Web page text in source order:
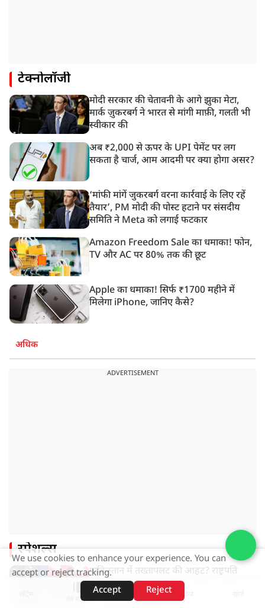
टेक्नोलॉजी
मोदी सरकार की चेतावनी के आगे झुका मेटा,
मार्क ज़ुकरबर्ग ने भारत से मांगी माफ़ी, गलती भी
स्वीकार की
अब ₹2,000 से ऊपर के UPI पेमेंट पर लग
सकता है चार्ज, आम आदमी पर क्या होगा असर?
‘मांफी मांगें जुकरबर्ग वरना कार्रवाई के लिए रहें
तैयार’, PM मोदी की पोस्ट हटाने पर संसदीय
समिति ने Meta को लगाई फटकार
Amazon Freedom Sale का धमाका! फोन,
TV और AC पर 80% तक की छूट
Apple का धमाका! सिर्फ ₹1700 महीने में
मिलेगा iPhone, जानिए कैसे?
अधिक
ADVERTISEMENT
स्पेशल्स
पाकिस्तान में तख्तापलट की आहट? राष्ट्रपति
बनना चाह रहे आसिम मुनीर! आखिर मोहसिन
नकवी को ही क्यों बनाया मोहरा?
वेब स्टोरीज़
We use cookies to enhance your experience. You can
accept or reject tracking.
Accept
Reject